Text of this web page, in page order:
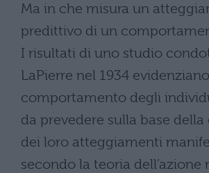
Ma in che misura un
predittivo di un
I risultati di uno studio
LaPierre nel 1934
comportamento degli
da prevedere sulla base
dei loro atteggiamenti
secondo la teoria dell’azione